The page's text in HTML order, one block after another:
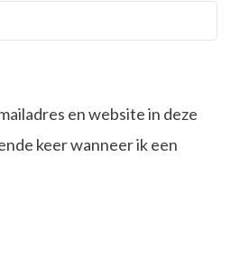
en website in deze
keer wanneer ik een